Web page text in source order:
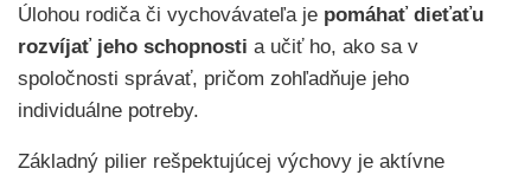
Úlohou rodiča či vychovávateľa je pomáhať dieťaťu
rozvíjať jeho schopnosti a učiť ho, ako sa v
spoločnosti správať, pričom zohľadňuje jeho
individuálne potreby.
Základný pilier rešpektujúcej výchovy je aktívne